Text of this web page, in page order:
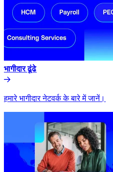
भागीदार ढूंढे​​
हमारे भागीदार नेटवर्क के बारे में जानें।​​